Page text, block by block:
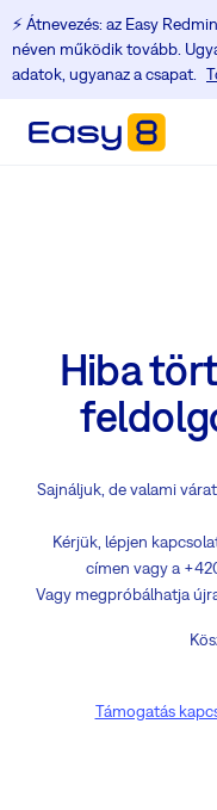
⚡️ Átnevezés: az Easy
néven működik tovább.
adatok, ugyanaz a csapat.
Hiba
Sajnáljuk, de valami
Kérjük, lépjen
címen vagy a
Vagy megpróbálhatja
Támogatás